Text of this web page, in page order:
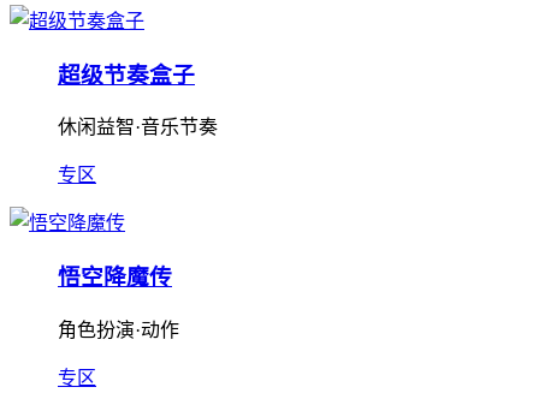
超级节奏盒子
休闲益智·音乐节奏
专区
悟空降魔传
角色扮演·动作
专区